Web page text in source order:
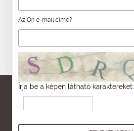
Az Ön e-mail címe?
Írja be a képen látható karaktereket: